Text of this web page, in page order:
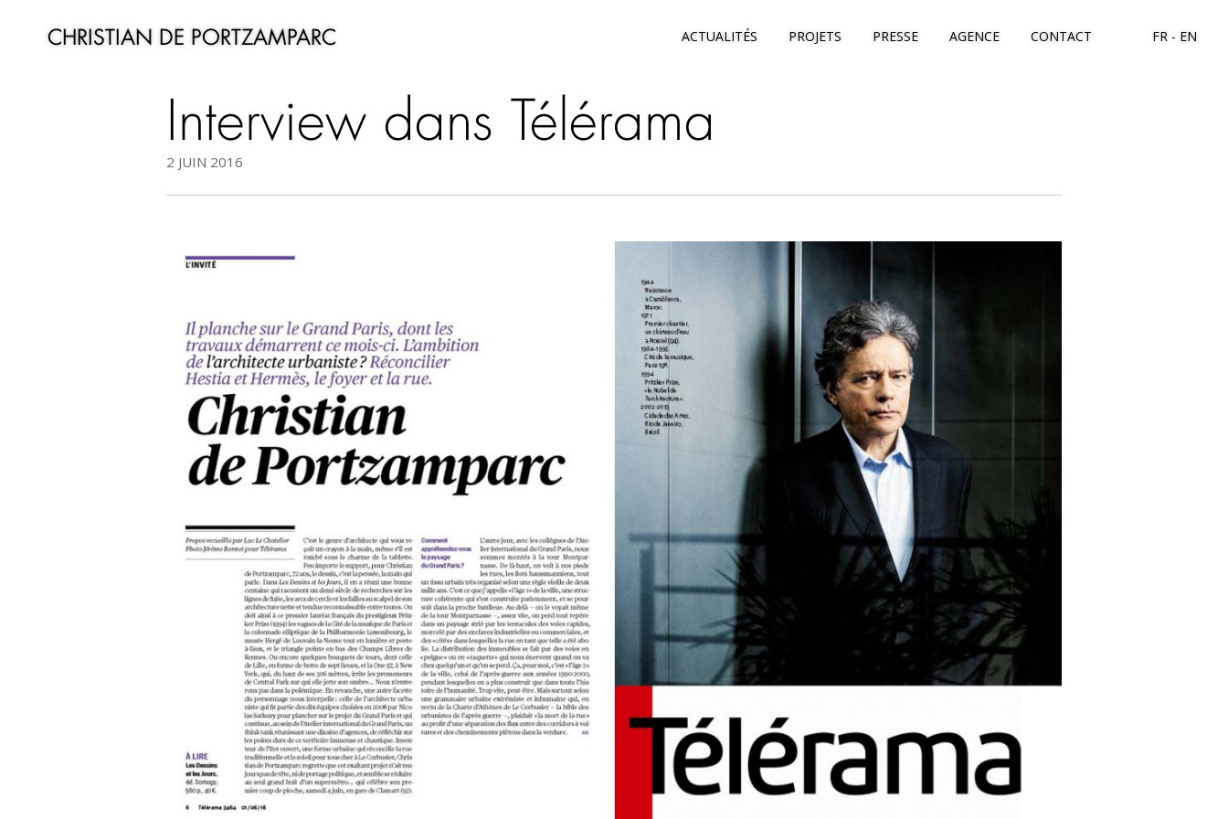
CHRISTIAN DE PORTZAMPARC ACTUALITÉS PROJETS PRESSE AGENCE CONTACT FR EN
Interview dans Télérama
2 JUIN 2016